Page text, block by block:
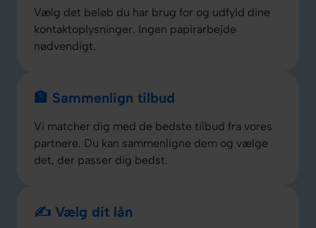
Vælg det beløb du har brug for og udfyld dine
kontaktoplysninger. Ingen papirarbejde
nødvendigt.
🏦 Sammenlign tilbud
Vi matcher dig med de bedste tilbud fra vores
partnere. Du kan sammenligne dem og vælge
det, der passer dig bedst.
✍️ Vælg dit lån